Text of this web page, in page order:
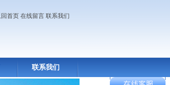
首页 在线留言 联系我们
联系我们